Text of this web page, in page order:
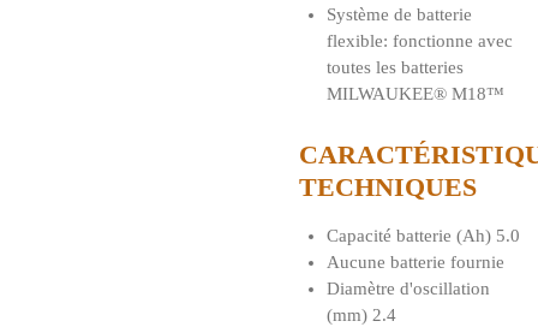
Système de batterie
flexible: fonctionne avec
toutes les batteries
MILWAUKEE® M18™
TECHNIQUES
Capacité batterie (Ah) 5.0
Aucune batterie fournie
Diamètre d'oscillation
(mm) 2.4